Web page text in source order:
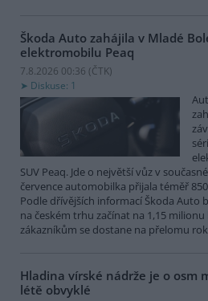
Škoda Auto zahájila v Mladé
elektromobilu Peaq
7.8.2026 00:36 (ČTK)
Diskuse: 1
SUV Peaq. Jde o největší vůz v
července automobilka přijala téměř
Podle dřívějších informací Škoda Auto
na českém trhu začínat na 1,15
zákazníkům se dostane na přelomu
Hladina vírské nádrže je o osm
létě obvyklé